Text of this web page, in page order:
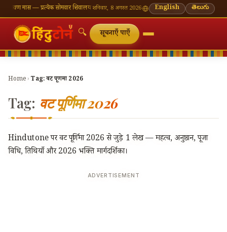
मास — प्रत्येक सोमवार शिवालय दर्शन का महत्व🌸 गणेश चतुर्थी — भाद्रपद शुक्ल चतुर्थी⛩ काशी
शनिवार, 8 अगस्त 2026 English తెలుగు
🔍 सूचनाएँ पाएँ
Home › Tag:वट पूर्णिमा 2026
Tag: वट पूर्णिमा 2026
Hindutone पर वट पूर्णिमा 2026 से जुड़े 1 लेख — महत्व, अनुष्ठान, पूजा
विधि, तिथियाँ और 2026 भक्ति मार्गदर्शिका।
ADVERTISEMENT